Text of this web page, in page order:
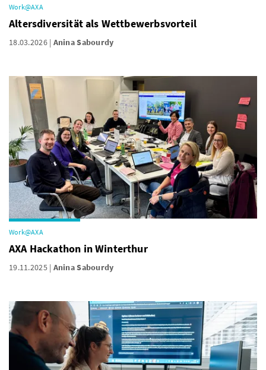
Work@AXA
Altersdiversität als Wettbewerbsvorteil
18.03.2026 Anina Sabourdy
Work@AXA
AXA Hackathon in Winterthur
19.11.2025 Anina Sabourdy